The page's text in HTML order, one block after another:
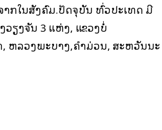
າກ​​ໃນ​ສັງ​ຄົມ.ປັດຈຸບັນ ທົ່ວປະເທດ ມີ​
ຽງ​ຈັນ​ 3 ແຫ່ງ, ແຂວງບໍ່​
ຫລວງ​ພະ​ບາງ,ຄຳ​ມ່ວນ, ສະ​ຫວັນ​ນະ​